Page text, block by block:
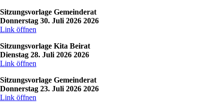
Sitzungsvorlage Gemeinderat
Donnerstag 30. Juli 2026 2026
Link öffnen
Sitzungsvorlage Kita Beirat
Dienstag 28. Juli 2026 2026
Link öffnen
Sitzungsvorlage Gemeinderat
Donnerstag 23. Juli 2026 2026
Link öffnen